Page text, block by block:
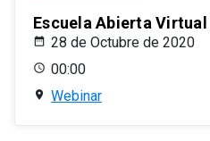
Escuela Abierta
28 de Octubre de 2020
00:00
Webinar